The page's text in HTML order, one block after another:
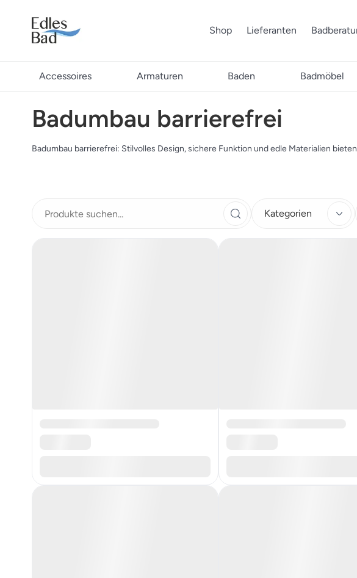
Shop Lieferanten
Accessoires Armaturen Baden Badmöbel
Badumbau barrierefrei
Badumbau barrierefrei: Stilvolles Design, sichere Funktion und edle Materialien
Kategorien